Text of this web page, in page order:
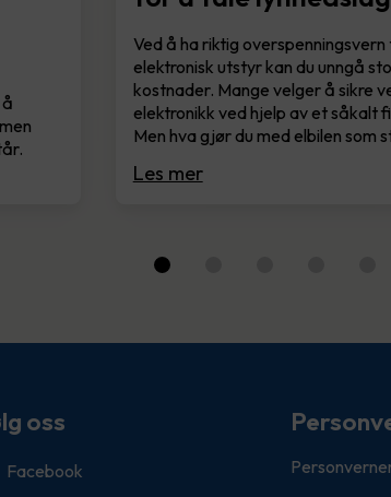
Ved å ha riktig overspenningsvern
elektronisk utstyr kan du unngå
kostnader. Mange velger å sikre
elektronikk ved hjelp av et såkalt
Men hva gjør du med elbilen som
Les mer
oss
Facebook